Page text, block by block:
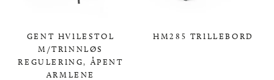
GENT HVILESTOL
M/TRINNLØS
REGULERING, ÅPENT
ARMLENE
HM285 TRILLEBORD